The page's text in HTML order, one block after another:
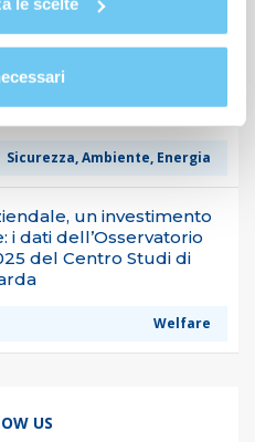
di calore: la verifica
consente di
lavoro
Sicurezza, Ambiente, Energia
un investimento
i dati dell’Osservatorio
del Centro Studi di
Welfare
US